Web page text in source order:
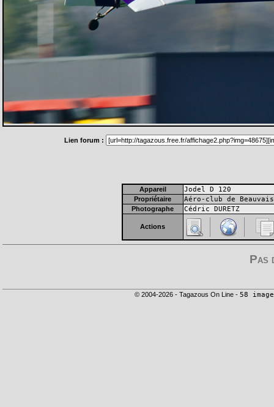
Lien forum :
Appareil Jodel D 120
Propriétaire Aéro-club de
Photographe Cédric DURETZ
Actions
Pas
© 2004-2026 - Tagazous On Line - 58